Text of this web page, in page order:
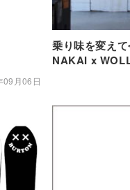
09月06日
乗り味を変え
NAKAI x